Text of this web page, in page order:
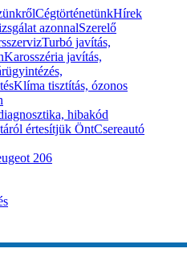
CégtörténetünkHírek
azonnalSzerelő
Turbó javítás,
Karosszéria javítás,
Klíma tisztítás, ózonos
hibakód
értesítjük ÖntCsereautó
206